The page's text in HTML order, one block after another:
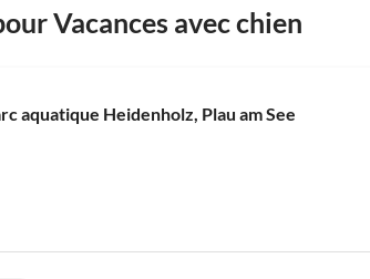
Vacances avec chien
aquatique Heidenholz, Plau am See